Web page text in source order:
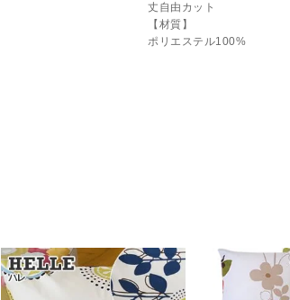
丈自由カット
【材質】
ポリエステル100%